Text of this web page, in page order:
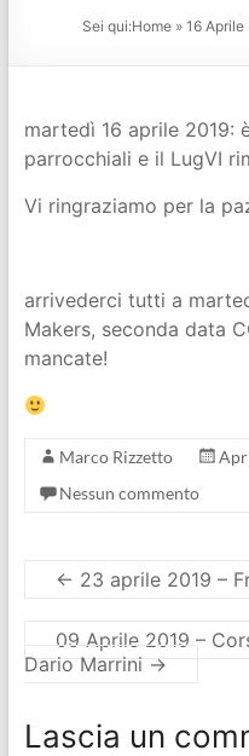
Sei qui:Home »16 Aprile
martedì 16 aprile 2019:
parrocchiali e il LugVI
Vi ringraziamo per la
arrivederci tutti a
Makers, seconda data
mancate!
Marco Rizzetto
Nessun commento
← 23 aprile 2019 –
09 Aprile 2019 –
Dario Marrini →
Lascia un